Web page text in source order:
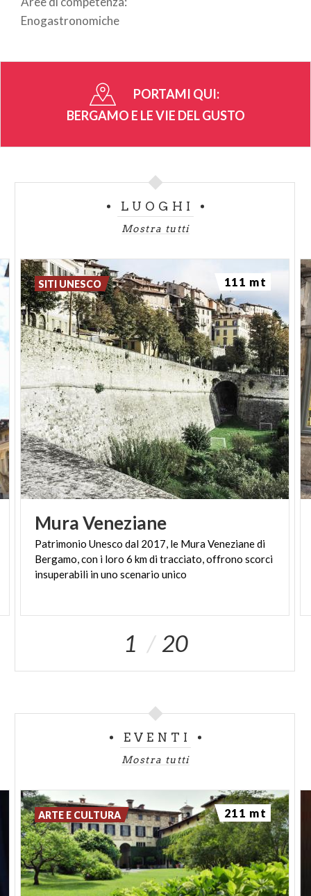
Enogastronomiche
PORTAMI QUI:
BERGAMO E LE VIE DEL GUSTO
LUOGHI
Mostra tutti
MuraVeneziane
Patrimonio Unesco dal 2017, le Mura Veneziane di
Bergamo, con i loro 6 km di tracciato, offrono scorci
insuperabili in uno scenario unico
SITI UNESCO 111 mt
1 20
EVENTI
Mostra tutti
ARTE E CULTURA 211 mt